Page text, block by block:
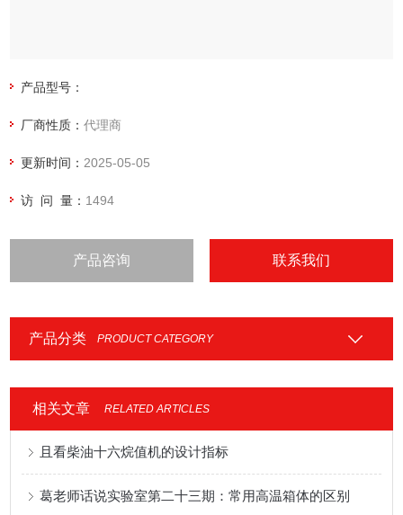
产品型号：
厂商性质：代理商
更新时间： 2025-05-05
访 问 量： 1494
产品咨询 联系我们
产品分类 PRODUCT CATEGORY
相关文章 RELATED ARTICLES
且看柴油十六烷值机的设计指标
葛老师话说实验室第二十三期：常用高温箱体的区别